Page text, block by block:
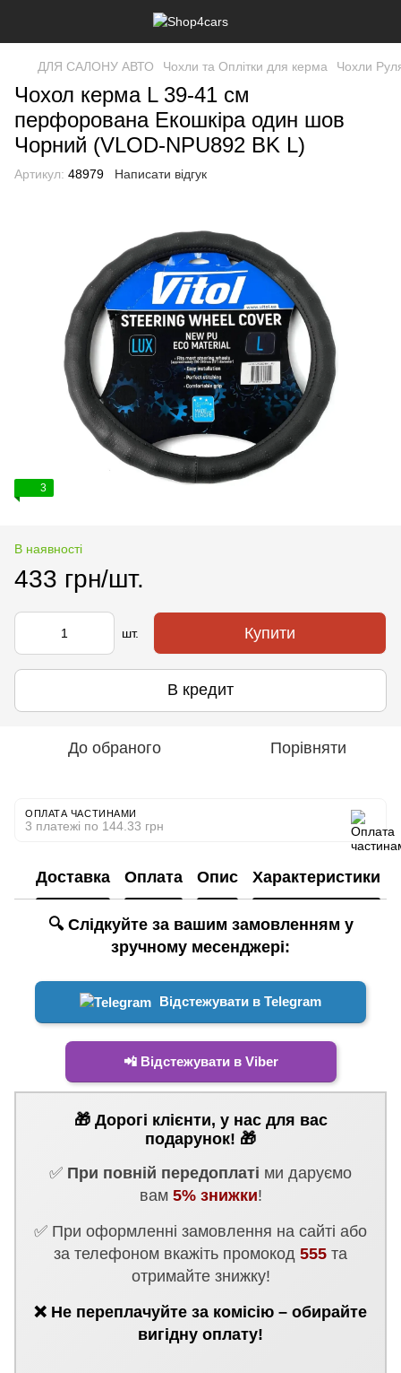
ДЛЯ САЛОНУ АВТО Чохли та Оплітки для керма Чохли
Чохол керма L 39-41 см
перфорована Екошкіра один шов
Чорний (VLOD-NPU892 BK L)
Артикул: 48979 Написати відгук
3
В наявності
433 грн/шт.
шт. Купити
В кредит
До обраного Порівняти
ОПЛАТА ЧАСТИНАМИ
3 платежі по 144.33 грн
Доставка Оплата Опис Характеристики
🔍 Слідкуйте за вашим замовленням у
зручному месенджері:
Відстежувати в Telegram
📲 Відстежувати в Viber
🎁 Дорогі клієнти, у нас для вас
подарунок! 🎁
✅ При повній передоплаті ми даруємо
вам 5% знижки!
✅ При оформленні замовлення на сайті або
за телефоном вкажіть промокод 555 та
отримайте знижку!
❌ Не переплачуйте за комісію – обирайте
вигідну оплату!